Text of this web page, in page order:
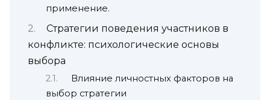
применение.
Стратегии поведения участников в
конфликте: психологические основы
выбора
Влияние личностных факторов на
выбор стратегии